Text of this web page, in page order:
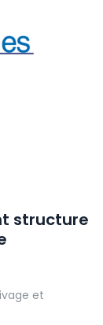
structure
et